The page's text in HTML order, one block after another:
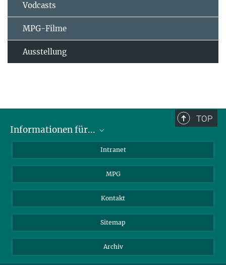
Vodcasts
MPG-Filme
Ausstellung
TOP
Informationen für...
Studenten
Journalisten
Intranet
MPG
Kontakt
Sitemap
Archiv